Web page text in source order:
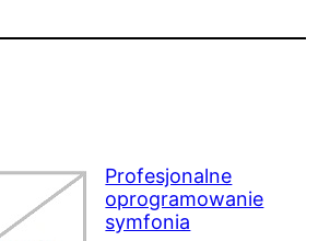
Profesjonalne
oprogramowanie
symfonia